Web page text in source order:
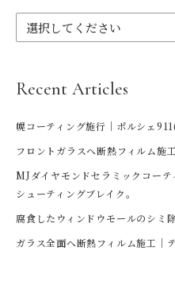
Recent Articles
幌コーティング施行｜ポルシェ
フロントガラスへ断熱フィルム施
MJダイヤモンドセラミックコー
シューティングブレイク。
腐食したウィンドウモールのシミ
ガラス全面へ断熱フィルム施工｜